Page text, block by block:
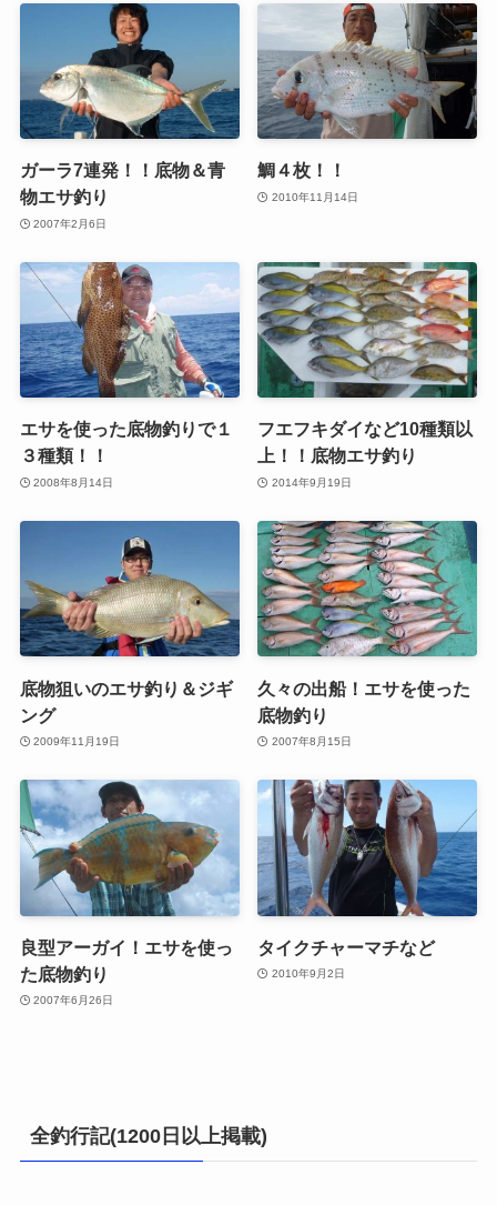
ガーラ7連発！！底物＆青
物エサ釣り
2007年2月6日
鯛４枚！！
2010年11月14日
エサを使った底物釣りで１
３種類！！
2008年8月14日
フエフキダイなど10種類以
上！！底物エサ釣り
2014年9月19日
底物狙いのエサ釣り＆ジギ
ング
2009年11月19日
久々の出船！エサを使った
底物釣り
2007年8月15日
良型アーガイ！エサを使っ
た底物釣り
2007年6月26日
タイクチャーマチなど
2010年9月2日
全釣行記(1200日以上掲載)